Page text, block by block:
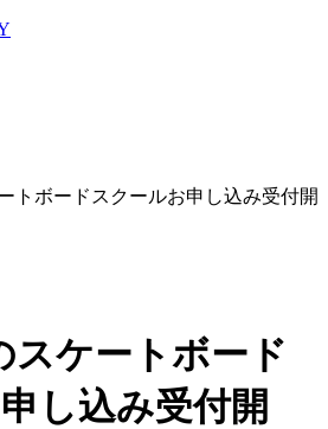
トボードスクールお申し込み受付開
スケートボード
し込み受付開